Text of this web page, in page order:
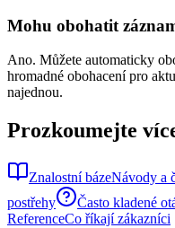
Mohu obohatit
Ano. Můžete automaticky
hromadné obohacení pro
najednou.
Prozkoumejte
Znalostní bázeNávody a
postřehy
Často kladené
ReferenceCo říkají zákazníci